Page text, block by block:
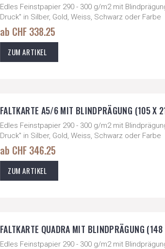
Edles Feinstpapier 290 - 300 g/m2 mit
Druck" in Silber, Gold, Weiss, Schwarz oder Farbe
ab CHF 338.25
ZUM ARTIKEL
FALTKARTE A5/6 MIT BLINDPRÄGUNG (105 X
Edles Feinstpapier 290 - 300 g/m2 mit
Druck" in Silber, Gold, Weiss, Schwarz oder Farbe
ab CHF 346.25
ZUM ARTIKEL
FALTKARTE QUADRA MIT BLINDPRÄGUNG
Edles Feinstpapier 290 - 300 g/m2 mit